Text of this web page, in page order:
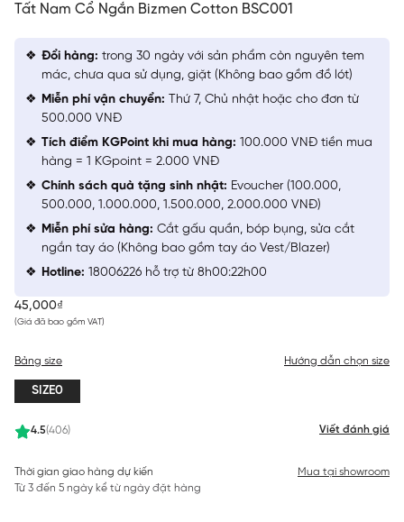
Tất Nam Cổ Ngắn Bizmen Cotton BSC001
45,000₫
(Giá đã bao gồm VAT)
4.5(406) Viết đánh giá
Bảng size Hướng dẫn chọn size
SIZE0
Thời gian giao hàng dự kiến
Từ 3 đến 5 ngày kể từ ngày đặt hàng
Mua tại showroom
Đổi hàng: trong 30 ngày với sản phẩm còn nguyên tem
mác, chưa qua sử dụng, giặt (Không bao gồm đồ lót)
Miễn phí vận chuyển: Thứ 7, Chủ nhật hoặc cho đơn từ
500.000 VNĐ
Tích điểm KGPoint khi mua hàng: 100.000 VNĐ tiền mua
hàng = 1 KGpoint = 2.000 VNĐ
Chính sách quà tặng sinh nhật: Evoucher (100.000,
500.000, 1.000.000, 1.500.000, 2.000.000 VNĐ)
Miễn phí sửa hàng: Cắt gấu quần, bóp bụng, sửa cắt
ngắn tay áo (Không bao gồm tay áo Vest/Blazer)
Hotline: 18006226 hỗ trợ từ 8h00:22h00